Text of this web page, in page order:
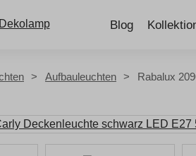
Blog
Aufbauleuchten Rabalux